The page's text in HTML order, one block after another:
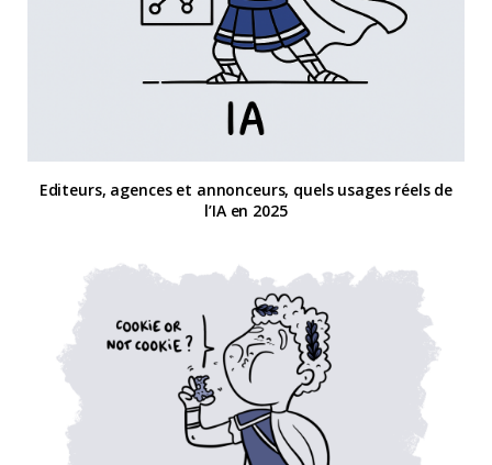
Editeurs, agences et annonceurs, quels usages réels de
l’IA en 2025